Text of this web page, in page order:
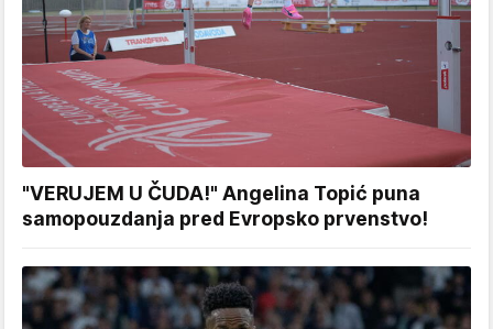
"VERUJEM U ČUDA!" Angelina Topić puna
samopouzdanja pred Evropsko prvenstvo!